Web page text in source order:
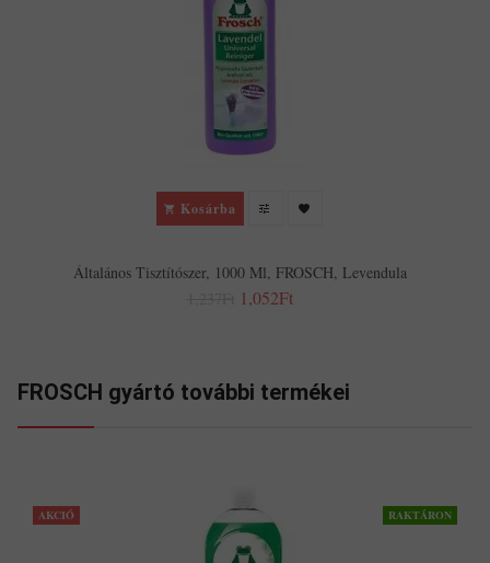
Kosárba
Általános Tisztítószer, 1000 Ml, FROSCH, Levendula
1,052Ft
FROSCH gyártó további termékei
AKCIÓ RAKTÁRON